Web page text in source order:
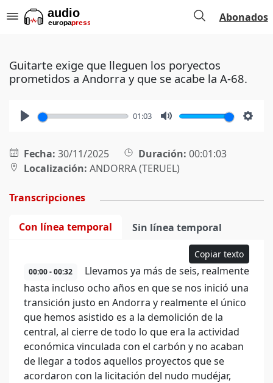
Abonados
Guitarte exige que lleguen los poryectos
prometidos a Andorra y que se acabe la A-68.
01:03
Fecha: 30/11/2025 Duración: 00:01:03
Localización: ANDORRA (TERUEL)
Transcripciones
Con línea temporal Sin línea temporal
Copiar texto
00:00 - 00:32
Llevamos ya más de seis, realmente
hasta incluso ocho años en que se nos inició una
transición justo en Andorra y realmente el único
que hemos asistido es a la demolición de la
central, al cierre de todo lo que era la actividad
económica vinculada con el carbón y no acaban
de llegar a todos aquellos proyectos que se
acordaron con la licitación del nudo mudéjar,